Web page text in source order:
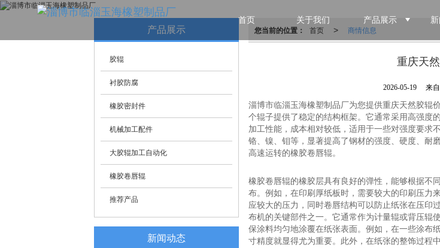
首页 关于我们 产品展示
您当前的位置： 首页 > 商情信息
重庆天
2026-05-19 来
淄博市临淄玉海橡塑制品厂为您提供重庆天然胶辊
个辊子提供了稳定的结构框架。它通常采用高强度
加工性能，成本相对较低，适用于一些对强度要求
铬、镍、钼等，显著提高了钢材的强度、硬度、耐
高速运转的橡胶卷唇辊。
橡胶卷唇辊的橡胶层具有良好的弹性，能够根据不
布。例如，在印刷厚纸板时，需要较大的印刷压力
应较大的压力，同时卷唇结构可以防止纸张在压印
布机的关键部件之一。它通常作为计量辊或背压辊
保涂料均匀地涂覆在纸张表面。例如，在一些涂布
寸精度就显得尤为重要。此外，在纸张的整饰过程
产品展示
胶辊
衬胶防腐
橡胶密封件
机械加工配件
大胶辊加工自动化
橡胶卷唇辊
推荐产品
新闻动态